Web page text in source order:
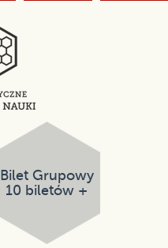
Bilet Grupowy
10 biletów +